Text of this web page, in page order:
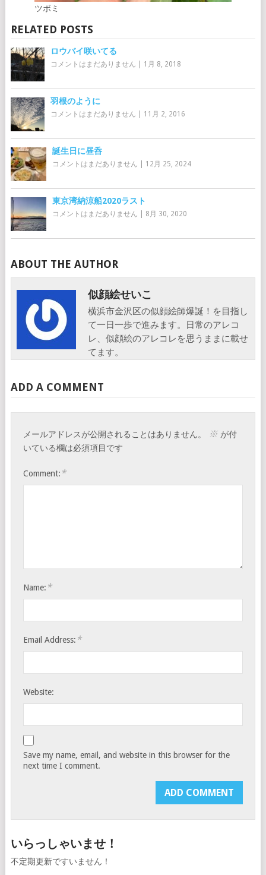
ツボミ
RELATED POSTS
ロウバイ咲いてる
コメントはまだありません 1月 8, 2018
羽根のように
コメントはまだありません 11月 2, 2016
誕生日に昼呑
コメントはまだありません 12月 25, 2024
東京湾納涼船2020ラスト
コメントはまだありません 8月 30, 2020
ABOUT THE AUTHOR
似顔絵せいこ
横浜市金沢区の似顔絵師爆誕！を目指し
て一日一歩で進みます。日常のアレコ
レ、似顔絵のアレコレを思うままに載せ
てます。
ADD A COMMENT
メールアドレスが公開されることはありません。 ※ が付
いている欄は必須項目です
Comment: *
Name: *
Email Address: *
Website:
Save my name, email, and website in this browser for the
next time I comment.
いらっしゃいませ！
不定期更新ですいません！